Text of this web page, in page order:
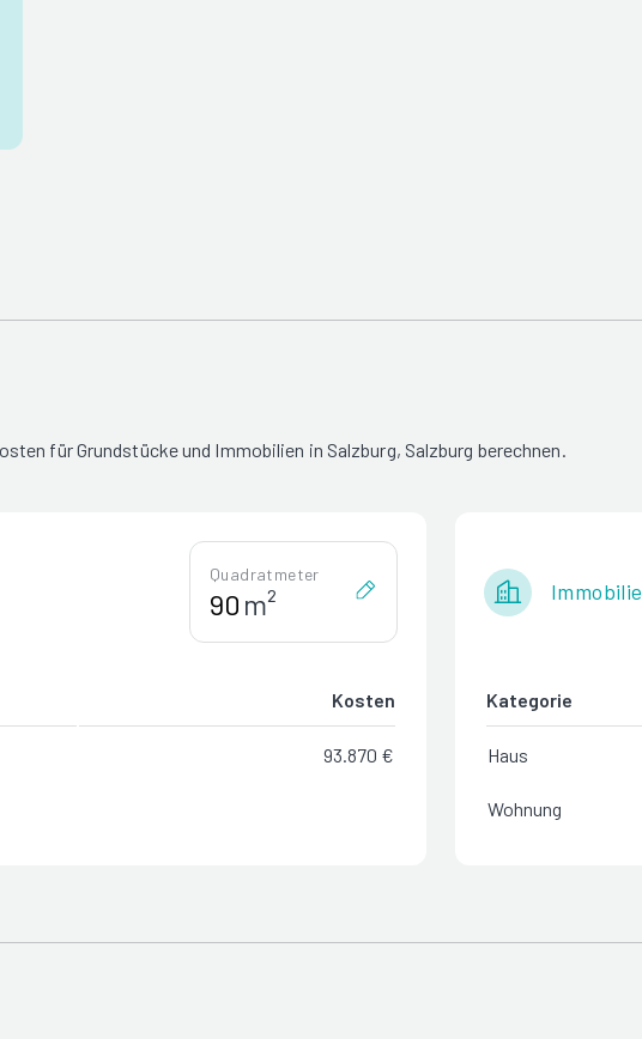
für Grundstücke und Immobilien in Salzburg, Salzburg berechnen.
Quadratmeter
m²
Kosten
93.870 €
Immobilie
Kategorie
Haus
Wohnung